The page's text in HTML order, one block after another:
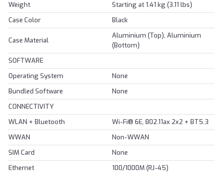
Weight
Starting at 1.41 kg (3.11 lbs)
Case Color
Black
Case Material
Aluminium (Top), Aluminium
(Bottom)
SOFTWARE
Operating System
None
Bundled Software
None
CONNECTIVITY
WLAN + Bluetooth
Wi-Fi® 6E, 802.11ax 2x2 + BT5.3
WWAN
Non-WWAN
SIM Card
None
Ethernet
100/1000M (RJ-45)